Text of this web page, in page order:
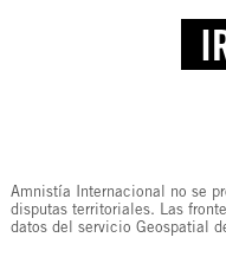
Amnistía Internacional no se
disputas territoriales. Las
datos del servicio Geospatial